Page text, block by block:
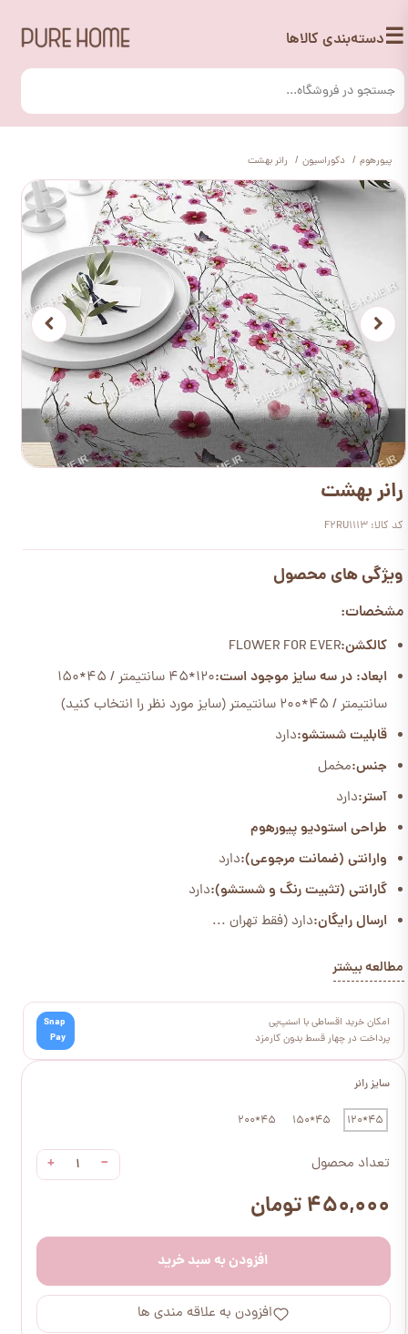
☰دسته‌بندی کالاها
پیورهوم دکوراسیون رانر بهشت
سایز رانر
45*120
45*150
45*200
تعداد محصول −
+
۴۵۰,۰۰۰ تومان
افزودن به سبد خرید
افزودن به علاقه مندی ها
رانر بهشت
کد کالا: F2RU1113
ویژگی های محصول
مشخصات:
کالکشن:FLOWER FOR EVER
ابعاد: در سه سایز موجود است:
120*45 سانتیمتر / 45*150
سانتیمتر / 45*200 سانتیمتر (سایز مورد نظر را انتخاب کنید)
قابلیت شستشو:دارد
جنس:مخمل
آستر:دارد
طراحی استودیو پیورهوم
وارانتی (ضمانت مرجوعی):دارد
گارانتی (تثبیت رنگ و شستشو):دارد
ارسال رایگان:دارد (فقط تهران ...
مطالعه بیشتر
امکان خرید اقساطی با اسنپ‌پی
پرداخت در چهار قسط بدون کارمزد
Snap
Pay